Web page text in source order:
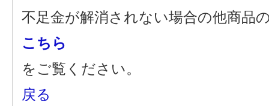
不足金が解消されない場合の他商品
こちら
をご覧ください。
戻る